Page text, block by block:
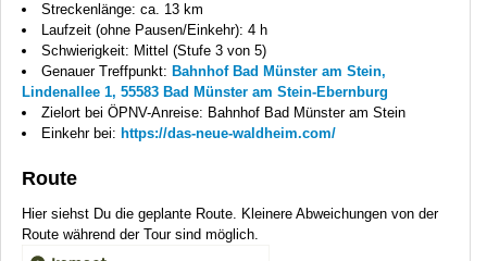
Streckenlänge: ca. 13 km
Laufzeit (ohne Pausen/Einkehr): 4 h
Schwierigkeit: Mittel (Stufe 3 von 5)
Genauer Treffpunkt: Bahnhof Bad Münster am Stein,
Lindenallee 1, 55583 Bad Münster am Stein-Ebernburg
Zielort bei ÖPNV-Anreise: Bahnhof Bad Münster am Stein
Einkehr bei: https://das-neue-waldheim.com/
Route
Hier siehst Du die geplante Route. Kleinere Abweichungen von der
Route während der Tour sind möglich.